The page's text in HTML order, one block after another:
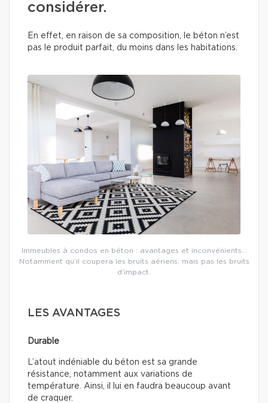
considérer.
En effet, en raison de sa composition, le béton n’est
pas le produit parfait, du moins dans les habitations.
Immeubles à condos en béton : avantages et inconvénients…
Notamment qu’il coupera les bruits aériens, mais pas les bruits
d’impact.
LES AVANTAGES
Durable
L’atout indéniable du béton est sa grande
résistance, notamment aux variations de
température. Ainsi, il lui en faudra beaucoup avant
de craquer.